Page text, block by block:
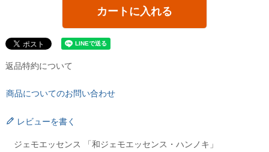
カートに入れる
返品特約について
商品についてのお問い合わせ
レビューを書く
ジェモエッセンス 「和ジェモエッセンス・ハンノキ」